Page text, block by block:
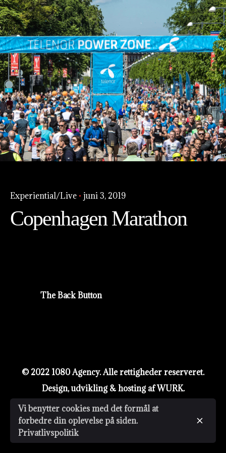
Gå
til
indhold
Experiential/Live juni 3, 2019
Copenhagen Marathon
The Back Button
© 2022 1080 Agency. Alle rettigheder reserveret.
Design, udvikling & hosting afWURK.
Vi benytter cookies med det formål at
forbedre din oplevelse på siden.
Privatlivspolitik